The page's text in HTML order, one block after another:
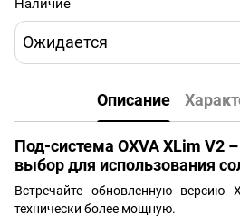
Ожидается
Описание
Под-система OXVA XLim V2
выбор для использования
Встречайте обновленную
технически более мощную.